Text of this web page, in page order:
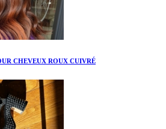
CHEVEUX ROUX CUIVRÉ